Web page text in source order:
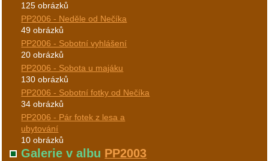
125 obrázků
PP2006 - Neděle od Nečíka
49 obrázků
PP2006 - Sobotní vyhlášení
20 obrázků
PP2006 - Sobota u majáku
130 obrázků
PP2006 - Sobotní fotky od Nečíka
34 obrázků
PP2006 - Pár fotek z lesa a
ubytování
10 obrázků
Galerie v albu PP2003